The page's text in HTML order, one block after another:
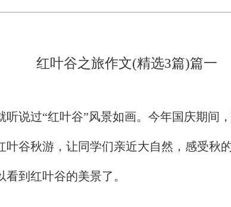
红叶谷之旅作文(精选3篇)篇一
听说过“红叶谷”风景如画。今年国庆期间
叶谷秋游，让同学们亲近大自然，感受秋
到红叶谷的美景了。